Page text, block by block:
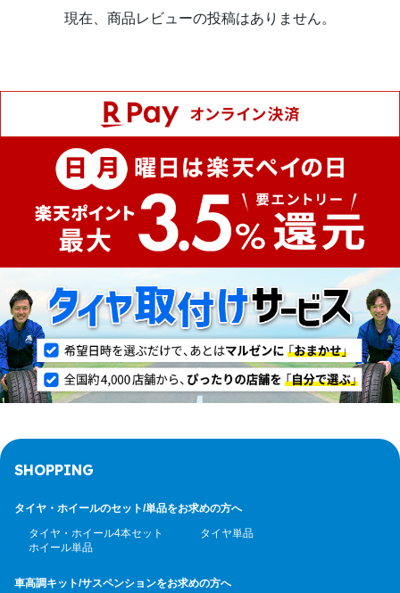
現在、商品レビューの投稿はありません。
SHOPPING
タイヤ・ホイールのセット/単品をお求めの方へ
タイヤ・ホイール4本セット
タイヤ単品
ホイール単品
車高調キット/サスペンションをお求めの方へ